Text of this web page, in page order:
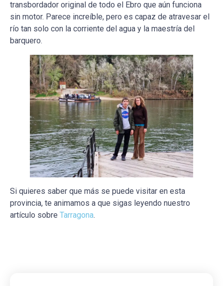
transbordador original de todo el Ebro que aún funciona
sin motor. Parece increíble, pero es capaz de atravesar el
río tan solo con la corriente del agua y la maestría del
barquero.
Si quieres saber que más se puede visitar en esta
provincia, te animamos a que sigas leyendo nuestro
artículo sobre Tarragona.